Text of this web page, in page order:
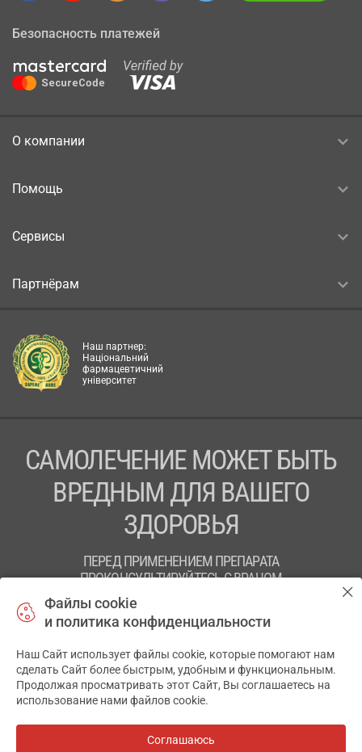
Безопасность платежей
О компании
Помощь
Сервисы
Партнёрам
Наш партнер:
Національний
фармацевтичний
університет
САМОЛЕЧЕНИЕ МОЖЕТ БЫТЬ
ВРЕДНЫМ ДЛЯ ВАШЕГО
ЗДОРОВЬЯ
ПЕРЕД ПРИМЕНЕНИЕМ ПРЕПАРАТА
ПРОКОНСУЛЬТИРУЙТЕСЬ С ВРАЧОМ
ТОВ «АПТЕКА 911.ЮА» Код ЄДРПОУ 43631965.
© 2014-2026. Медицинская информационная система
АПТЕКА911.ЮА
Файлы cookie
и политика конфиденциальности
Наш Сайт использует файлы cookie, которые помогают нам
сделать Сайт более быстрым, удобным и функциональным.
Продолжая просматривать этот Сайт, Вы соглашаетесь на
использование нами файлов cookie.
Соглашаюсь